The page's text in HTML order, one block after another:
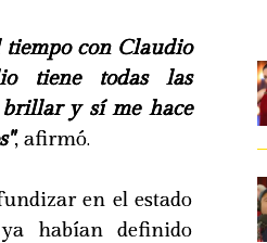
tiempo con Claudio
tiene todas las
y sí me hace
, afirmó.
en el estado
habían definido